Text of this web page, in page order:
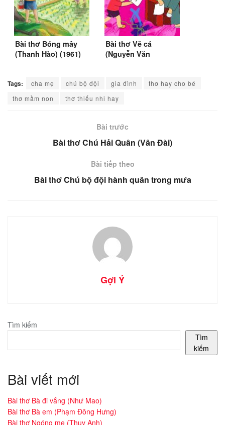
Bài thơ Bóng mây
(Thanh Hào) (1961)
Bài thơ Vẽ cá
(Nguyễn Văn
Tags: cha mẹ chú bộ đội gia đình
thơ hay cho bé
thơ mầm non
thơ thiếu nhi hay
Bài trước
Bài thơ Chú Hải Quân (Vân Đài)
Bài tiếp theo
Bài thơ Chú bộ đội hành quân trong mưa
Gợi Ý
Tìm kiếm
Tìm
kiếm
Bài viết mới
Bài thơ Bà đi vắng (Như Mao)
Bài thơ Bà em (Phạm Đông Hưng)
Bài thơ Ngóng mẹ (Thụy Anh)